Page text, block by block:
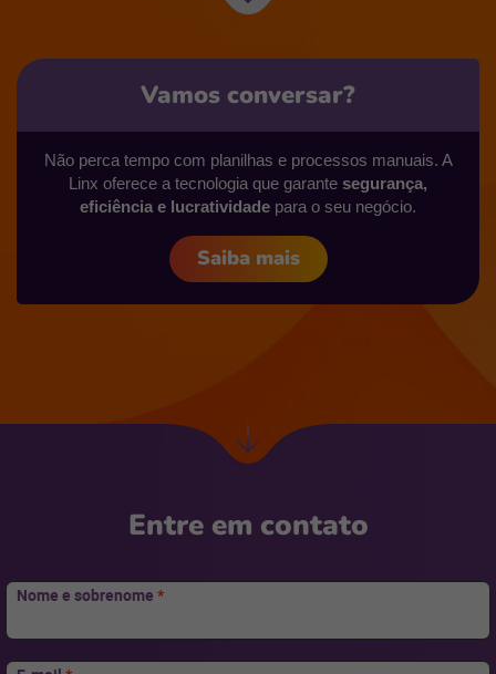
Vamos conversar?
Não perca tempo com planilhas e processos manuais. A
Linx oferece a tecnologia que garante segurança,
eficiência e lucratividade para o seu negócio.
Saiba mais
Próxima
Ir
Entre em contato
Nome e sobrenome *